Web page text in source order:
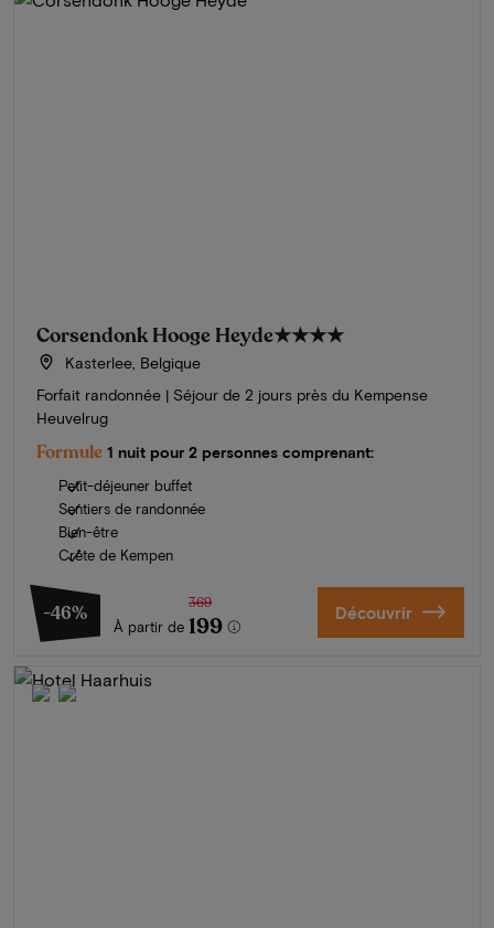
Corsendonk Hooge Heyde★★★★
Kasterlee, Belgique
Forfait randonnée | Séjour de 2 jours près du Kempense
Heuvelrug
Formule 1 nuit pour 2 personnes comprenant:
Petit-déjeuner buffet
Sentiers de randonnée
Bien-être
Crête de Kempen
-46%
À partir de
369
199 Découvrir